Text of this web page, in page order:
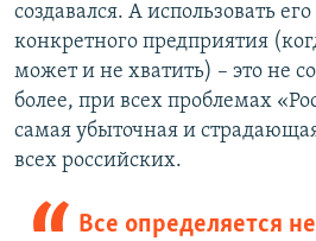
создавался. А использовать
конкретного предприятия
может и не хватить) – это не
более, при всех проблемах
самая убыточная и
всех российских.
Все определяется